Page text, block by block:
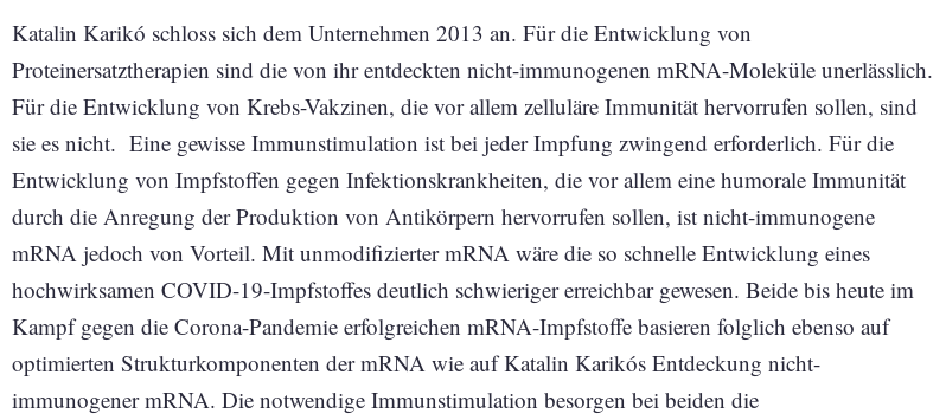
Katalin Karikó schloss sich dem Unternehmen 2013 an. Für die Entwicklung von
Proteinersatztherapien sind die von ihr entdeckten nicht-immunogenen mRNA-Moleküle unerlässlich.
Für die Entwicklung von Krebs-Vakzinen, die vor allem zelluläre Immunität hervorrufen sollen, sind
sie es nicht. Eine gewisse Immunstimulation ist bei jeder Impfung zwingend erforderlich. Für die
Entwicklung von Impfstoffen gegen Infektionskrankheiten, die vor allem eine humorale Immunität
durch die Anregung der Produktion von Antikörpern hervorrufen sollen, ist nicht-immunogene
mRNA jedoch von Vorteil. Mit unmodifizierter mRNA wäre die so schnelle Entwicklung eines
hochwirksamen COVID-19-Impfstoffes deutlich schwieriger erreichbar gewesen. Beide bis heute im
Kampf gegen die Corona-Pandemie erfolgreichen mRNA-Impfstoffe basieren folglich ebenso auf
optimierten Strukturkomponenten der mRNA wie auf Katalin Karikós Entdeckung nicht-
immunogener mRNA. Die notwendige Immunstimulation besorgen bei beiden die